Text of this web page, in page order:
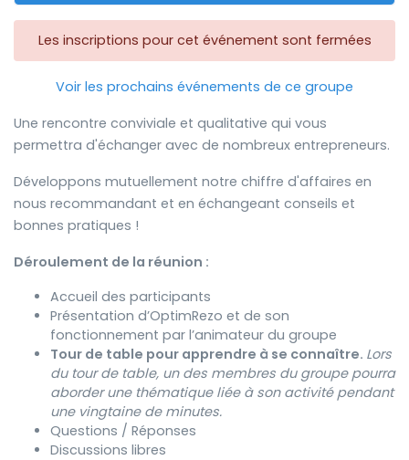
Les inscriptions pour cet événement sont fermées
Voir les prochains événements de ce groupe
Une rencontre conviviale et qualitative qui vous
permettra d'échanger avec de nombreux entrepreneurs.
Développons mutuellement notre chiffre d'affaires en
nous recommandant et en échangeant conseils et
bonnes pratiques !
Déroulement de la réunion :
Accueil des participants
Présentation d’OptimRezo et de son
fonctionnement par l’animateur du groupe
Tour de table pour apprendre à se connaître. Lors
du tour de table, un des membres du groupe pourra
aborder une thématique liée à son activité pendant
une vingtaine de minutes.
Questions / Réponses
Discussions libres